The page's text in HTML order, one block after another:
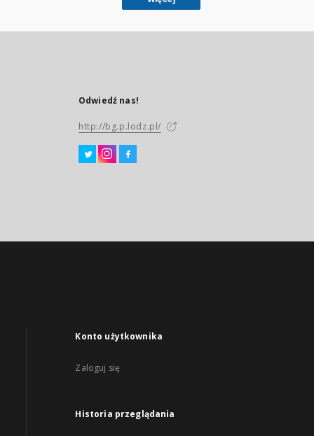
Odwiedź nas!
http://bg.p.lodz.pl/
Konto użytkownika
Zaloguj się
Historia przeglądania